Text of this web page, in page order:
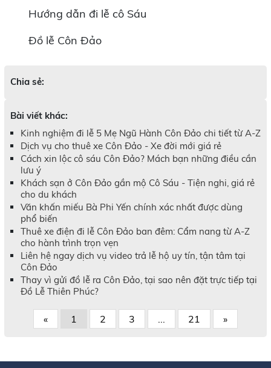
Hướng dẫn đi lễ cô Sáu
Đồ lễ Côn Đảo
Chia sẻ:
Bài viết khác:
Kinh nghiệm đi lễ 5 Mẹ Ngũ Hành Côn Đảo chi tiết từ A-Z
Dịch vụ cho thuê xe Côn Đảo - Xe đời mới giá rẻ
Cách xin lộc cô sáu Côn Đảo? Mách bạn những điều cần
lưu ý
Khách sạn ở Côn Đảo gần mộ Cô Sáu - Tiện nghi, giá rẻ
cho du khách
Văn khấn miếu Bà Phi Yến chính xác nhất được dùng
phổ biến
Thuê xe điện đi lễ Côn Đảo ban đêm: Cẩm nang từ A-Z
cho hành trình trọn vẹn
Liên hệ ngay dịch vụ video trả lễ hộ uy tín, tận tâm tại
Côn Đảo
Thay vì gửi đồ lễ ra Côn Đảo, tại sao nên đặt trực tiếp tại
Đồ Lễ Thiên Phúc?
« 1 2 3 21 »